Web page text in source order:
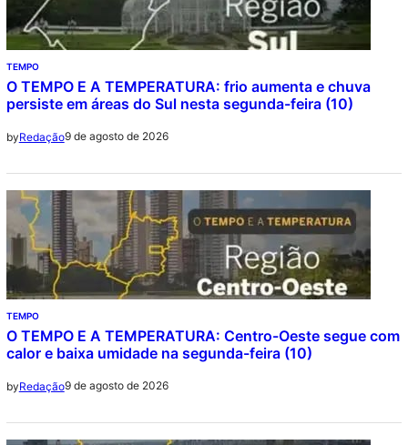
TEMPO
O TEMPO E A TEMPERATURA: frio aumenta e chuva
persiste em áreas do Sul nesta segunda-feira (10)
byRedação9 de agosto de 2026
TEMPO
O TEMPO E A TEMPERATURA: Centro-Oeste segue com
calor e baixa umidade na segunda-feira (10)
byRedação9 de agosto de 2026